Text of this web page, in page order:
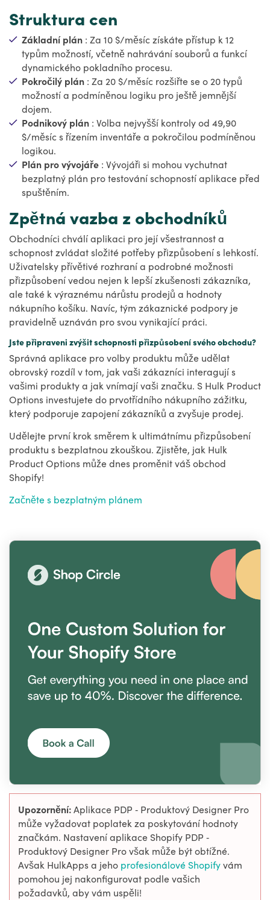
Struktura cen
Základní plán : Za 10 $/měsíc získáte přístup k 12
typům možností, včetně nahrávání souborů a funkcí
dynamického pokladního procesu.
Pokročilý plán : Za 20 $/měsíc rozšiřte se o 20 typů
možností a podmíněnou logiku pro ještě jemnější
dojem.
Podnikový plán : Volba nejvyšší kontroly od 49,90
$/měsíc s řízením inventáře a pokročilou podmíněnou
logikou.
Plán pro vývojáře : Vývojáři si mohou vychutnat
bezplatný plán pro testování schopností aplikace před
spuštěním.
Zpětná vazba z obchodníků
Obchodníci chválí aplikaci pro její všestrannost a
schopnost zvládat složité potřeby přizpůsobení s lehkostí.
Uživatelsky přívětivé rozhraní a podrobné možnosti
přizpůsobení vedou nejen k lepší zkušenosti zákazníka,
ale také k výraznému nárůstu prodejů a hodnoty
nákupního košíku. Navíc, tým zákaznické podpory je
pravidelně uznáván pro svou vynikající práci.
Jste připraveni zvýšit schopnosti přizpůsobení svého obchodu?
Správná aplikace pro volby produktu může udělat
obrovský rozdíl v tom, jak vaši zákazníci interagují s
vašimi produkty a jak vnímají vaši značku. S Hulk Product
Options investujete do prvotřídního nákupního zážitku,
který podporuje zapojení zákazníků a zvyšuje prodej.
Udělejte první krok směrem k ultimátnímu přizpůsobení
produktu s bezplatnou zkouškou. Zjistěte, jak Hulk
Product Options může dnes proměnit váš obchod
Shopify!
Začněte s bezplatným plánem
Upozornění:Aplikace PDP ‑ Produktový Designer Pro
může vyžadovat poplatek za poskytování hodnoty
značkám. Nastavení aplikace Shopify PDP ‑
Produktový Designer Pro však může být obtížné.
Avšak HulkApps a jeho profesionálové Shopifyvám
pomohou jej nakonfigurovat podle vašich
požadavků, aby vám uspěli!